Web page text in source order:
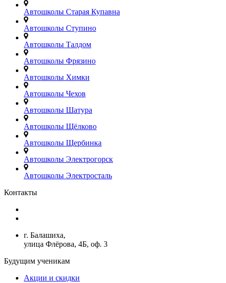
Автошколы Старая Купавна
Автошколы Ступино
Автошколы Талдом
Автошколы Фрязино
Автошколы Химки
Автошколы Чехов
Автошколы Шатура
Автошколы Щёлково
Автошколы Щербинка
Автошколы Электрогорск
Автошколы Электросталь
Контакты
г. Балашиха,
улица Флёрова, 4Б, оф. 3
Будущим ученикам
Акции и скидки